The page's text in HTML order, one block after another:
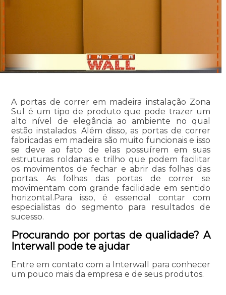
A portas de correr em madeira instalação Zona
Sul é um tipo de produto que pode trazer um
alto nível de elegância ao ambiente no qual
estão instalados. Além disso, as portas de correr
fabricadas em madeira são muito funcionais e isso
se deve ao fato de elas possuírem em suas
estruturas roldanas e trilho que podem facilitar
os movimentos de fechar e abrir das folhas das
portas. As folhas das portas de correr se
movimentam com grande facilidade em sentido
horizontal.Para isso, é essencial contar com
especialistas do segmento para resultados de
sucesso.
Procurando por portas de qualidade? A
Interwall pode te ajudar
Entre em contato com a Interwall para conhecer
um pouco mais da empresa e de seus produtos.